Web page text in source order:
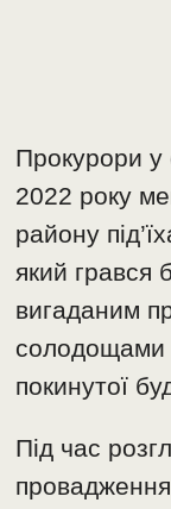
Прокурори у
2022 року
району
який грався
вигаданим
солодощами
покинутої
Під час